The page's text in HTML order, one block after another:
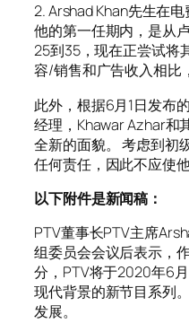
2. Arshad Khan先生在
他的第一任期内，是从
25到35，现在正尝试将
容/销售和广告收入相比
此外，根据6月1日发布
经理，Khawar Azhar和
全新的面貌。 考虑到初
任何责任，因此不应使
以下附件是新闻稿：
PTV董事长PTV主席
组委员会会议后表示，
分，PTV将于2020年6
现代背景的新节目系列
发展。